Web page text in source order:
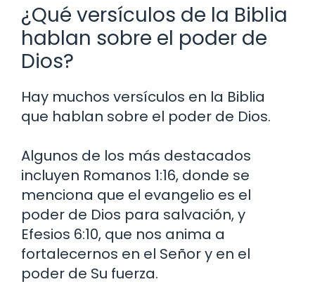
¿Qué versículos de la Biblia
hablan sobre el poder de
Dios?
Hay muchos versículos en la Biblia
que hablan sobre el poder de Dios.
Algunos de los más destacados
incluyen Romanos 1:16, donde se
menciona que el evangelio es el
poder de Dios para salvación, y
Efesios 6:10, que nos anima a
fortalecernos en el Señor y en el
poder de Su fuerza.